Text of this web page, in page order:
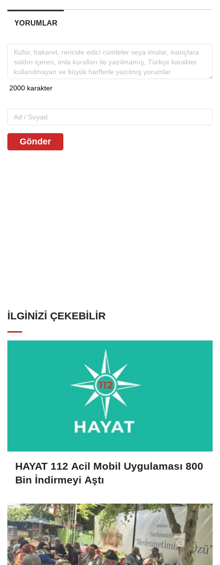
YORUMLAR
Gönder
İLGINIZI ÇEKEBILIR
HAYAT 112 Acil Mobil Uygulaması 800
Bin İndirmeyi Aştı